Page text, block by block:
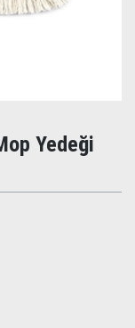
Yedeği